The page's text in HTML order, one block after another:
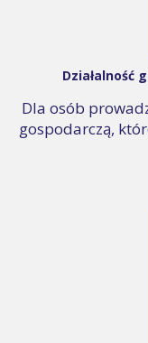
Działalność
Dla osób
gospodarczą,